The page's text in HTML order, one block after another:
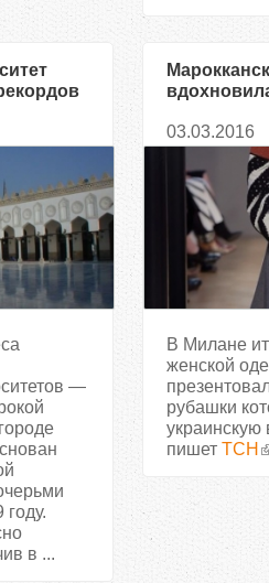
—
году.
в ...
03.03.2016
В Милане
женской
рубашки
пишет ТСН